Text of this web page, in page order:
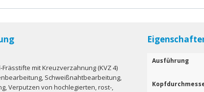
mit Kreuzverzahnung (KVZ 4)
Schweißnahtbearbeitung,
Verputzen von hochlegierten, rost-,
Ausführung